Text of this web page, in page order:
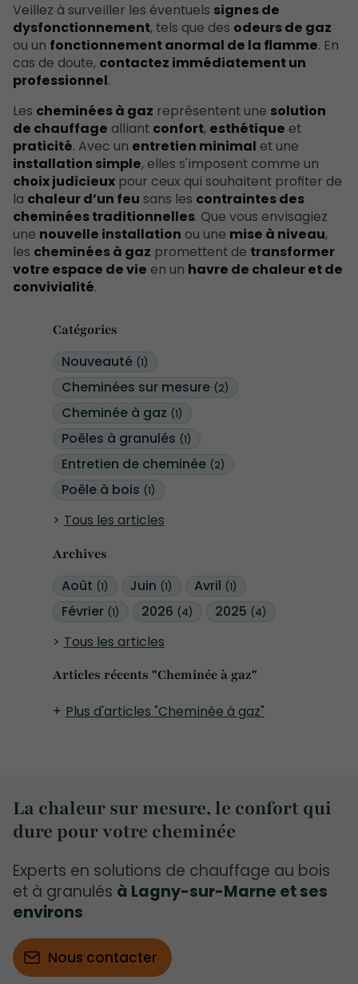
Catégories
Nouveauté (1)
Cheminées sur mesure (2)
Cheminée à gaz (1)
Poêles à granulés (1)
Entretien de cheminée (2)
Poêle à bois (1)
Tous les articles
Archives
Août (1) Juin (1) Avril (1)
Février (1) 2026 (4) 2025 (4)
Tous les articles
Articles récents "Cheminée à gaz"
Plus d'articles "Cheminée à gaz"
Veillez à surveiller les éventuels signes de
dysfonctionnement, tels que des odeurs de gaz
ou un fonctionnement anormal de la flamme. En
cas de doute, contactez immédiatement un
professionnel.
Les cheminées à gaz représentent une solution
de chauffage alliant confort, esthétique et
praticité. Avec un entretien minimal et une
installation simple, elles s'imposent comme un
choix judicieux pour ceux qui souhaitent profiter de
la chaleur d’un feu sans les contraintes des
cheminées traditionnelles. Que vous envisagiez
une nouvelle installation ou une mise à niveau,
les cheminées à gaz promettent de transformer
votre espace de vie en un havre de chaleur et de
convivialité.
La chaleur sur mesure, le confort qui
dure pour votre cheminée
Experts en solutions de chauffage au bois
et à granulés à Lagny-sur-Marne et ses
environs
Nous contacter